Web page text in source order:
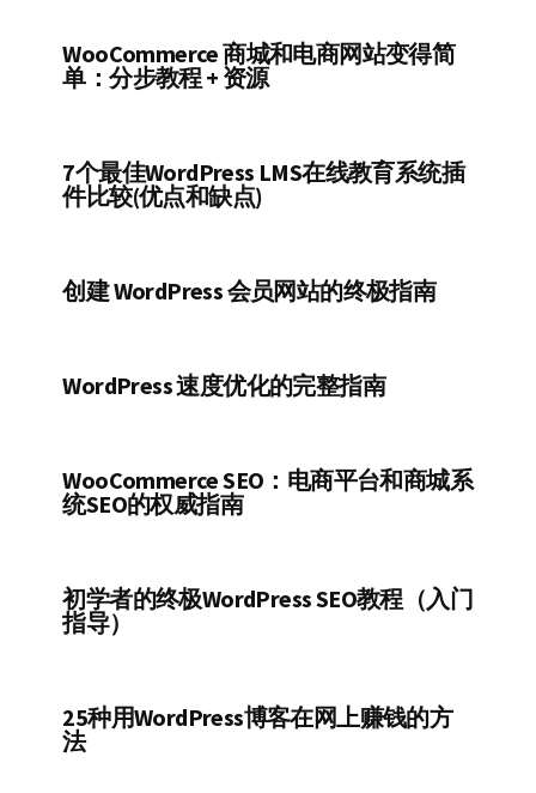
WooCommerce 商城和电商网站变得简
单：分步教程 + 资源
7个最佳WordPress LMS在线教育系统插
件比较(优点和缺点)
创建 WordPress 会员网站的终极指南
WordPress 速度优化的完整指南
WooCommerce SEO：电商平台和商城系
统SEO的权威指南
初学者的终极WordPress SEO教程（入门
指导）
25种用WordPress博客在网上赚钱的方
法